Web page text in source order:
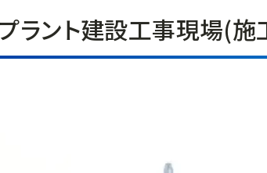
ラント建設工事現場(施